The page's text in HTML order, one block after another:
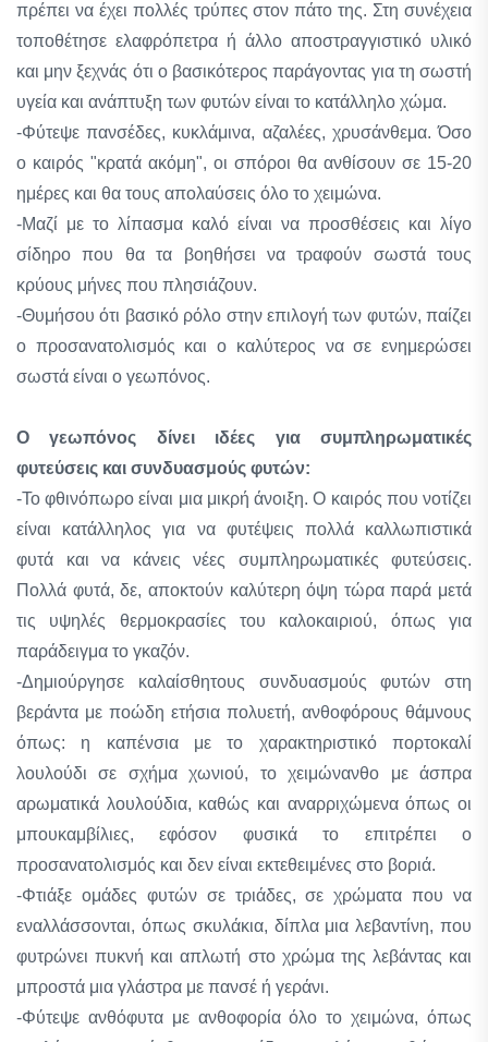
πρέπει να έχει πολλές τρύπες στον πάτο της. Στη συνέχεια
τοποθέτησε ελαφρόπετρα ή άλλο αποστραγγιστικό υλικό
και μην ξεχνάς ότι ο βασικότερος παράγοντας για τη σωστή
υγεία και ανάπτυξη των φυτών είναι το κατάλληλο χώμα.
-Φύτεψε πανσέδες, κυκλάμινα, αζαλέες, χρυσάνθεμα. Όσο
ο καιρός "κρατά ακόμη", οι σπόροι θα ανθίσουν σε 15-20
ημέρες και θα τους απολαύσεις όλο το χειμώνα.
-Μαζί με το λίπασμα καλό είναι να προσθέσεις και λίγο
σίδηρο που θα τα βοηθήσει να τραφούν σωστά τους
κρύους μήνες που πλησιάζουν.
-Θυμήσου ότι βασικό ρόλο στην επιλογή των φυτών, παίζει
ο προσανατολισμός και ο καλύτερος να σε ενημερώσει
σωστά είναι ο γεωπόνος.
Ο γεωπόνος
δίνει ιδέες για συμπληρωματικές
φυτεύσεις και συνδυασμούς φυτών:
-Το φθινόπωρο είναι μια μικρή άνοιξη. Ο καιρός που νοτίζει
είναι κατάλληλος για να φυτέψεις πολλά καλλωπιστικά
φυτά και να κάνεις νέες συμπληρωματικές φυτεύσεις.
Πολλά φυτά, δε, αποκτούν καλύτερη όψη τώρα παρά μετά
τις υψηλές θερμοκρασίες του καλοκαιριού, όπως για
παράδειγμα το γκαζόν.
-Δημιούργησε καλαίσθητους συνδυασμούς φυτών στη
βεράντα με ποώδη ετήσια πολυετή, ανθοφόρους θάμνους
όπως: η καπένσια με το χαρακτηριστικό πορτοκαλί
λουλούδι σε σχήμα χωνιού, το χειμώνανθο με άσπρα
αρωματικά λουλούδια, καθώς και αναρριχώμενα όπως οι
μπουκαμβίλιες, εφόσον φυσικά το επιτρέπει ο
προσανατολισμός και δεν είναι εκτεθειμένες στο βοριά.
-Φτιάξε ομάδες φυτών σε τριάδες, σε χρώματα που να
εναλλάσσονται, όπως σκυλάκια, δίπλα μια λεβαντίνη, που
φυτρώνει πυκνή και απλωτή στο χρώμα της λεβάντας και
μπροστά μια γλάστρα με πανσέ ή γεράνι.
-Φύτεψε ανθόφυτα με ανθοφορία όλο το χειμώνα, όπως